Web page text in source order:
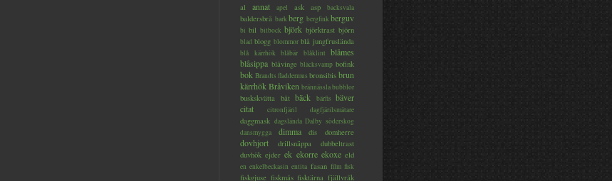
al annat apel ask asp backsvala
baldersbrå barkberg bergfinkberguv
bi bil bitbock björk björktrast björn
blad blogg blommor blå jungfruslända
blå kärrhök blåbär blåklint
blåmes
blåsippa blåvinge bläcksvamp bofink
bok Brandts fladdermus bronsibis brun
kärrhökBråviken brännässlabubblor
buskskvätta båt bäck bärfis bäver
citat
citronfjäril dagfjärilsmätare
daggmask dagslända Dalby söderskog
dansmygga
dimma dis domherre
dovhjort drillsnäppa
dubbeltrast
duvhök ejder ek ekorre ekoxe eld
en enkelbeckasin entita fasan film fisk
fiskgjuse fiskmås fisktärna fjällvråk